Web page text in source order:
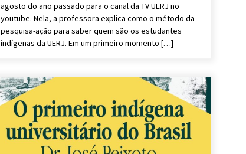
agosto do ano passado para o canal da TV UERJ no
youtube. Nela, a professora explica como o método da
pesquisa-ação para saber quem são os estudantes
indígenas da UERJ. Em um primeiro momento […]